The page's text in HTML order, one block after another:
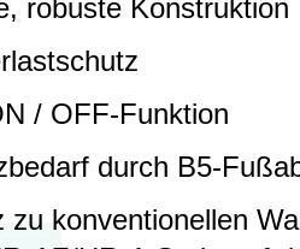
robuste Konstruktion
/ OFF-Funktion
durch B5-
zu konventionellen